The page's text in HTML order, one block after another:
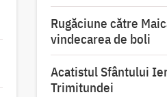
Rugăciune către
vindecarea de boli
Acatistul Sfântului
Trimitundei